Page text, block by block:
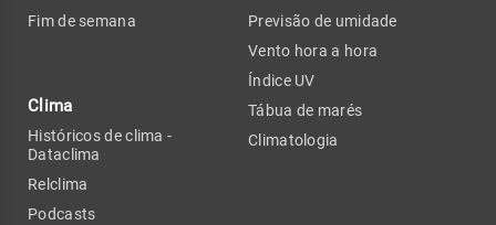
Fim de semana
Clima
Históricos de clima -
Dataclima
Relclima
Podcasts
Previsão de umidade
Vento hora a hora
Índice UV
Tábua de marés
Climatologia